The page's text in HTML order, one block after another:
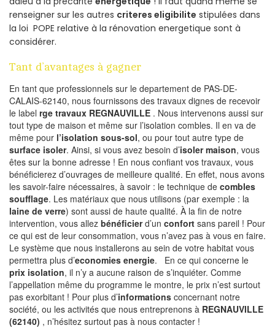
renseigner sur les autres criteres eligibilite stipulées dans
la loi POPE relative à la rénovation energetique sont à
considérer.
Tant d’avantages à gagner
En tant que professionnels sur le departement de PAS-DE-
CALAIS-62140, nous fournissons des travaux dignes de recevoir
le label rge travaux REGNAUVILLE . Nous intervenons aussi sur
tout type de maison et même sur l’isolation combles. Il en va de
même pour l’isolation sous-sol, ou pour tout autre type de
surface isoler. Ainsi, si vous avez besoin d’isoler maison, vous
êtes sur la bonne adresse ! En nous confiant vos travaux, vous
bénéficierez d’ouvrages de meilleure qualité. En effet, nous avons
les savoir-faire nécessaires, à savoir : le technique de combles
soufflage. Les matériaux que nous utilisons (par exemple : la
laine de verre) sont aussi de haute qualité. À la fin de notre
intervention, vous allez bénéficierd’un confort sans pareil ! Pour
ce qui est de leur consommation, vous n’avez pas à vous en faire.
Le système que nous installerons au sein de votre habitat vous
permettra plus d’economies energie. En ce qui concerne le
prix isolation, il n’y a aucune raison de s’inquiéter. Comme
l’appellation même du programme le montre, le prix n’est surtout
pas exorbitant ! Pour plus d’informations concernant notre
société, ou les activités que nous entreprenons à REGNAUVILLE
(62140) , n’hésitez surtout pas à nous contacter !